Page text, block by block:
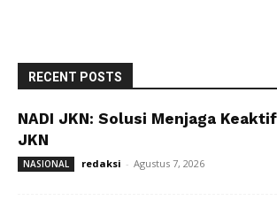
RECENT POSTS
NADI JKN: Solusi Menjaga
JKN
NASIONAL redaksi - Agustus 7, 2026